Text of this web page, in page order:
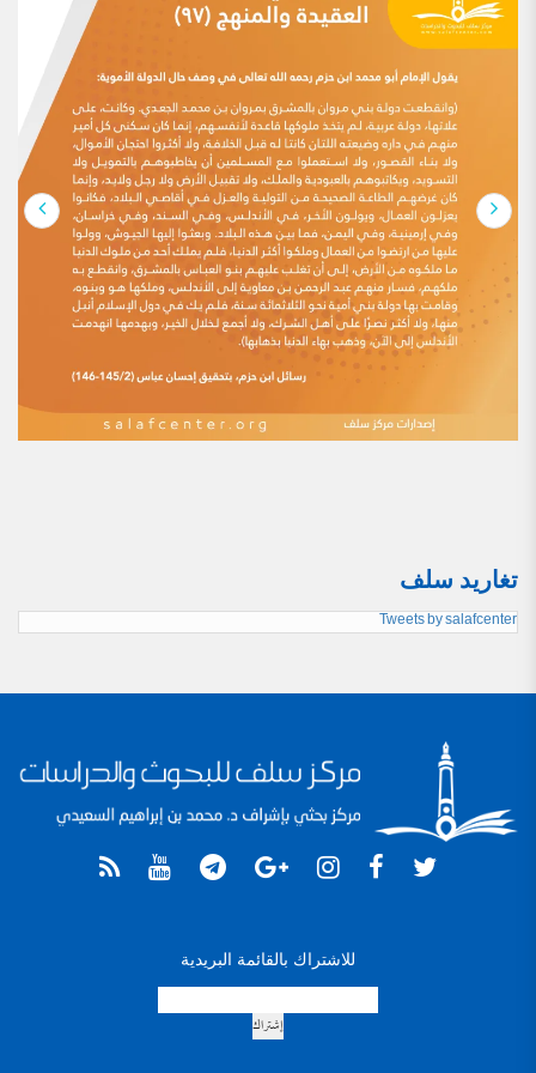
تغاريد سلف
Tweets by salafcenter
للاشتراك بالقائمة البريدية